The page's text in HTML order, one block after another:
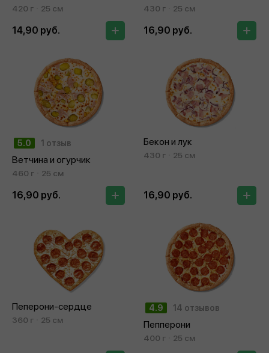
420 г 25 см
14,90 руб.
430 г 25 см
16,90 руб.
5.0 1 отзыв
Ветчина и огурчик
460 г 25 см
16,90 руб.
Бекон и лук
430 г 25 см
16,90 руб.
Пеперони-сердце
360 г 25 см
4.9 14 отзывов
Пепперони
400 г 25 см